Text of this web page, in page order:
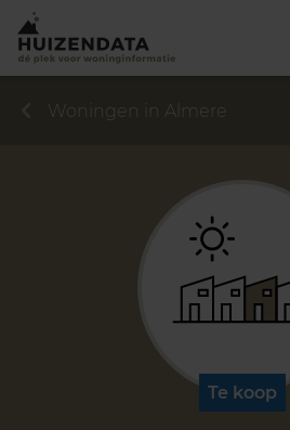
Woningen in Almere
Te koop